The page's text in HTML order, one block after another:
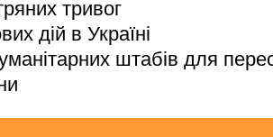
тривог
дій в Україні
штабів для